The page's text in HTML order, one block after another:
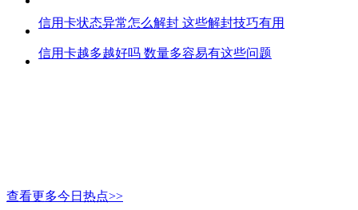
信用卡状态异常怎么解封 这些解封技巧有用
信用卡越多越好吗 数量多容易有这些问题
查看更多今日热点>>